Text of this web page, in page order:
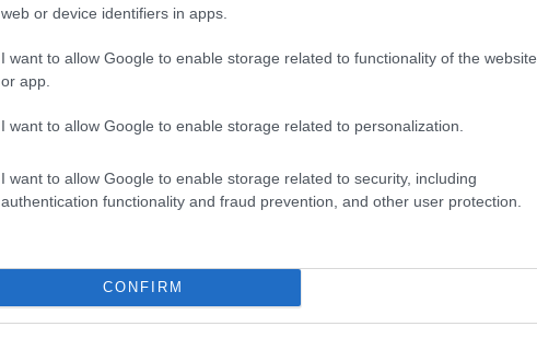
web or device identifiers in apps.
I want to allow Google to enable storage related to functionality of the website
or app.
I want to allow Google to enable storage related to personalization.
I want to allow Google to enable storage related to security, including
authentication functionality and fraud prevention, and other user protection.
CONFIRM